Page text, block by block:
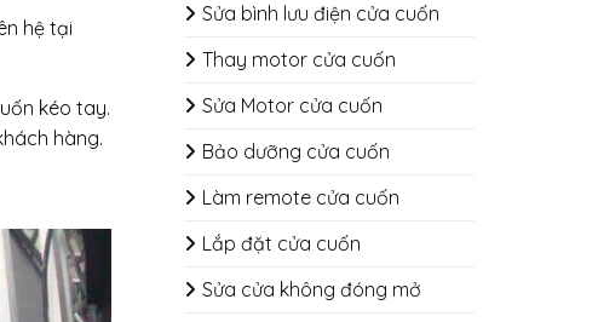
Sửa bình lưu điện cửa cuốn
Thay motor cửa cuốn
Sửa Motor cửa cuốn
Bảo dưỡng cửa cuốn
​​​​​​​Làm remote cửa cuốn
Lắp đặt cửa cuốn
Sửa cửa không đóng mở
hệ tại
kéo tay.
hàng.